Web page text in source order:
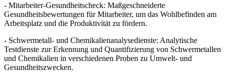
- Mitarbeiter-Gesundheitscheck: Maßgeschneiderte
Gesundheitsbewertungen für Mitarbeiter, um das Wohlbefinden am
Arbeitsplatz und die Produktivität zu fördern.
- Schwermetall- und Chemikalienanalysedienste: Analytische
Testdienste zur Erkennung und Quantifizierung von Schwermetallen
und Chemikalien in verschiedenen Proben zu Umwelt- und
Gesundheitszwecken.